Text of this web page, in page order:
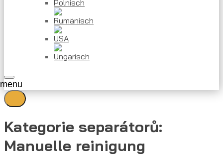
Kategorie separátorů:
Manuelle reinigung